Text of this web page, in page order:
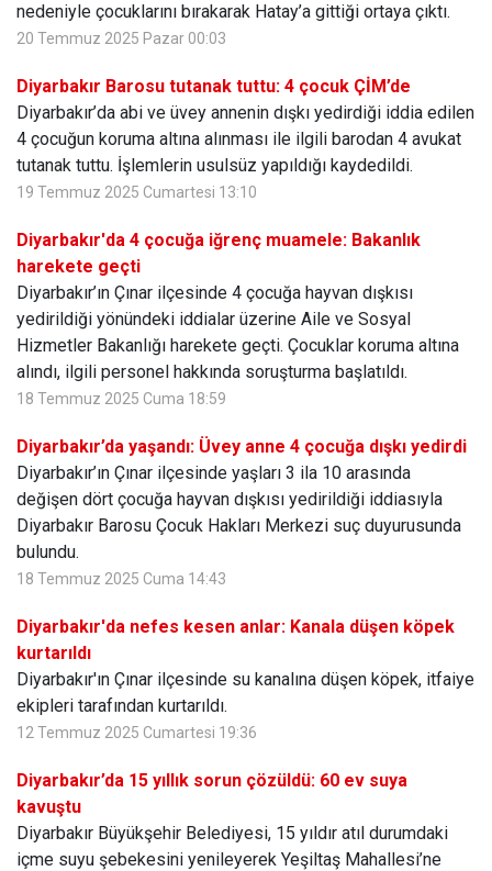
nedeniyle çocuklarını bırakarak Hatay’a gittiği ortaya çıktı.
20 Temmuz 2025 Pazar 00:03
Diyarbakır Barosu tutanak tuttu: 4 çocuk ÇİM’de
Diyarbakır’da abi ve üvey annenin dışkı yedirdiği iddia edilen
4 çocuğun koruma altına alınması ile ilgili barodan 4 avukat
tutanak tuttu. İşlemlerin usulsüz yapıldığı kaydedildi.
19 Temmuz 2025 Cumartesi 13:10
Diyarbakır'da 4 çocuğa iğrenç muamele: Bakanlık
harekete geçti
Diyarbakır’ın Çınar ilçesinde 4 çocuğa hayvan dışkısı
yedirildiği yönündeki iddialar üzerine Aile ve Sosyal
Hizmetler Bakanlığı harekete geçti. Çocuklar koruma altına
alındı, ilgili personel hakkında soruşturma başlatıldı.
18 Temmuz 2025 Cuma 18:59
Diyarbakır’da yaşandı: Üvey anne 4 çocuğa dışkı yedirdi
Diyarbakır’ın Çınar ilçesinde yaşları 3 ila 10 arasında
değişen dört çocuğa hayvan dışkısı yedirildiği iddiasıyla
Diyarbakır Barosu Çocuk Hakları Merkezi suç duyurusunda
bulundu.
18 Temmuz 2025 Cuma 14:43
Diyarbakır'da nefes kesen anlar: Kanala düşen köpek
kurtarıldı
Diyarbakır'ın Çınar ilçesinde su kanalına düşen köpek, itfaiye
ekipleri tarafından kurtarıldı.
12 Temmuz 2025 Cumartesi 19:36
Diyarbakır’da 15 yıllık sorun çözüldü: 60 ev suya
kavuştu
Diyarbakır Büyükşehir Belediyesi, 15 yıldır atıl durumdaki
içme suyu şebekesini yenileyerek Yeşiltaş Mahallesi’ne